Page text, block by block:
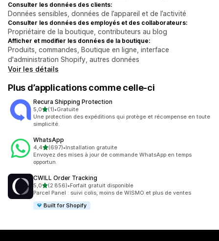
Consulter les données des clients:
Données sensibles, données de l’appareil et de l’activité
Consulter les données des employés et des collaborateurs:
Propriétaire de la boutique, contributeurs au blog
Afficher et modifier les données de la boutique:
Produits, commandes, Boutique en ligne, interface
d'administration Shopify, autres données
Voir les détails
Plus d’applications comme celle-ci
Recura Shipping Protection
5,0étoile(s) sur 5
(1)
1 avis au total
•Gratuite
Une protection des expéditions qui protège et récompense en toute
simplicité.
WhatsApp
4,4étoile(s) sur 5
(697)
697 avis au total
•Installation gratuite
Envoyez des mises à jour de commande WhatsApp en temps
opportun.
CWILL Order Tracking
5,0étoile(s) sur 5
(2 856)
2856 avis au total
•Forfait gratuit disponible
Parcel Panel : suivi colis, moins de WISMO et plus de ventes
Built for Shopify